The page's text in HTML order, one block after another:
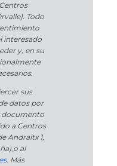
Todo
interesado
y, en su
sus
datos por
documento
a Centros
Andraitx 1,
,o al
. Más